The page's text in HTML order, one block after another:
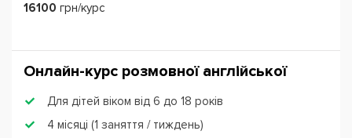
16100 грн/курс
Онлайн-курс розмовної англійської
Для дітей віком від 6 до 18 років
4 місяці (1 заняття / тиждень)